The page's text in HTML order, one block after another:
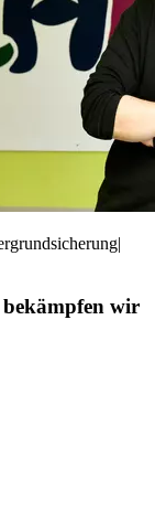
|
bekämpfen wir